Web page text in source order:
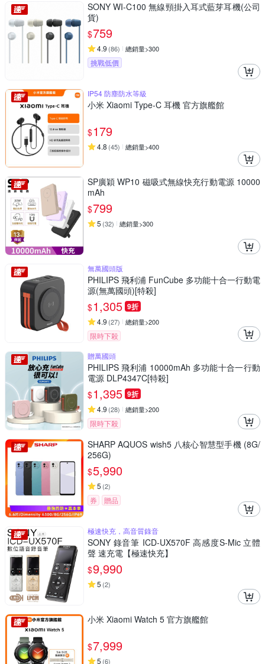
SONY WI-C100 無線頸掛入耳式藍芽耳機(公司
貨)
$759
4.9 (86) 總銷量>300
挑戰低價
IP54 防塵防水等級
小米 Xiaomi Type-C 耳機 官方旗艦館
$179
4.8 (45) 總銷量>400
SP廣穎 WP10 磁吸式無線快充行動電源 10000
mAh
$799
5 (32) 總銷量>300
無萬國頭版
PHILIPS 飛利浦 FunCube 多功能十合一行動電
源(無萬國頭)[特殺]
$1,305 9折
4.9 (27) 總銷量>200
限時下殺
贈萬國頭
PHILIPS 飛利浦 10000mAh 多功能十合一行動
電源 DLP4347C[特殺]
$1,395 9折
4.9 (28) 總銷量>200
限時下殺
SHARP AQUOS wish5 八核心智慧型手機 (8G/
256G)
$5,990
5 (2)
券 贈品
極速快充，高音質錄音
SONY 錄音筆 ICD-UX570F 高感度S-Mic 立體
聲 速充電【極速快充】
$9,990
5 (2)
小米 Xiaomi Watch 5 官方旗艦館
$7,999
5 (6)